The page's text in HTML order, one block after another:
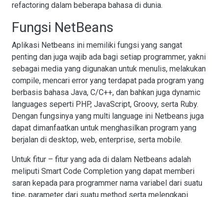
refactoring dalam beberapa bahasa di dunia.
Fungsi NetBeans
Aplikasi Netbeans ini memiliki fungsi yang sangat
penting dan juga wajib ada bagi setiap programmer, yakni
sebagai media yang digunakan untuk menulis, melakukan
compile, mencari error yang terdapat pada program yang
berbasis bahasa Java, C/C++, dan bahkan juga dynamic
languages seperti PHP, JavaScript, Groovy, serta Ruby.
Dengan fungsinya yang multi language ini Netbeans juga
dapat dimanfaatkan untuk menghasilkan program yang
berjalan di desktop, web, enterprise, serta mobile.
Untuk fitur – fitur yang ada di dalam Netbeans adalah
meliputi Smart Code Completion yang dapat memberi
saran kepada para programmer nama variabel dari suatu
tipe, parameter dari suatu method serta melengkapi